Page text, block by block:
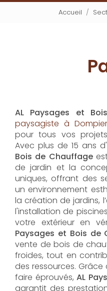
Accueil
AL Paysages et
paysagiste à
pour tous vos projets
Avec plus de 15 ans
Bois de Chauffageest
de jardin et la
uniques, offrant des
un environnement
la création de jardins,
l'installation de
votre extérieur en
Paysages et Bois de
vente de bois de
froides, tout en
des ressources.
faire éprouvés,AL
garantit des